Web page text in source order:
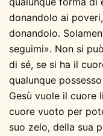
donandolo ai
donandolo.
seguimi». Non si
di sé, se si ha il
qualunque
Gesù vuole il cuore
cuore vuoto per
suo zelo, della sua